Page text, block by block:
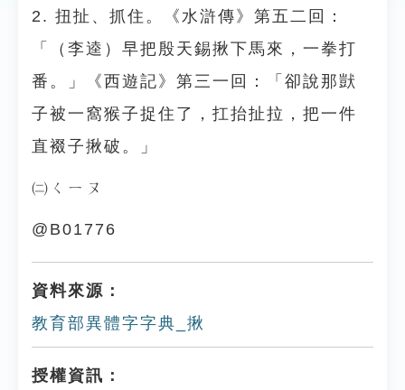
2. 扭扯、抓住。《水滸傳》第五二回：
「（李逵）早把殷天錫揪下馬來，一拳打
番。」《西遊記》第三一回：「卻說那獃
子被一窩猴子捉住了，扛抬扯拉，把一件
直裰子揪破。」
㈡ㄑㄧㄡ
@B01776
資料來源：
教育部異體字字典_揪
授權資訊：